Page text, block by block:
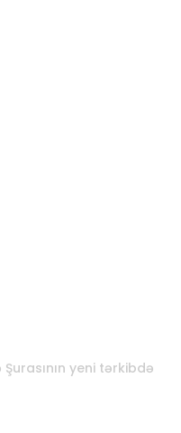
yeni tərkibdə